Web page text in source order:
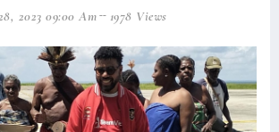
2023 09:00 Am 1978 Views